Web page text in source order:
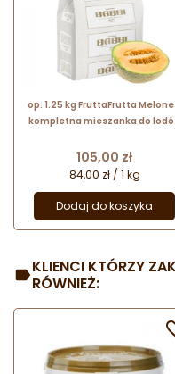
op. 1.25 kg FruttaFrutta
kompletna mieszanka do
Cena
105,00 zł
84,00 zł / 1 kg
Dodaj do koszyka
KLIENCI KTÓRZY
RÓWNIEŻ: